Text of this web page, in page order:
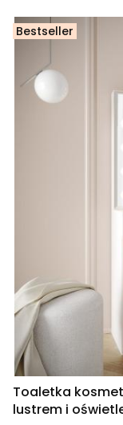
Bestseller
Toaletka
lustrem i